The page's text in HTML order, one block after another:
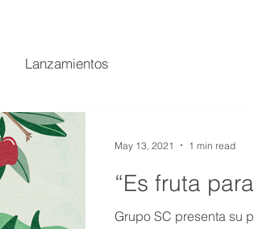
Lanzamientos
“Es fruta
Grupo SC presenta su
May 13, 2021 1 min read